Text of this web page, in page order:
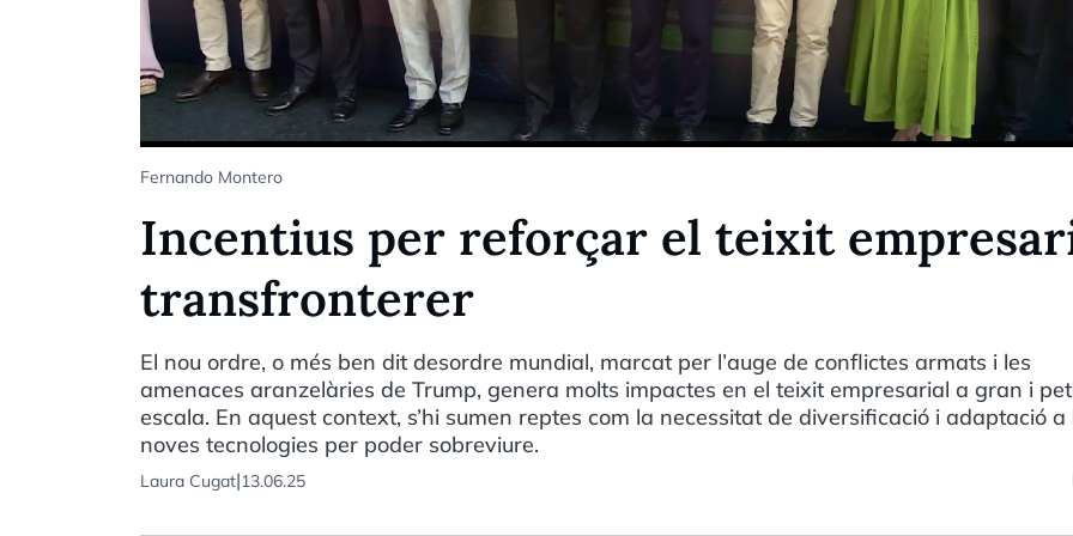
Fernando Montero
Incentius per reforçar el teixit
transfronterer
El nou ordre, o més ben dit desordre mundial, marcat per l’auge de conflictes armats i les
amenaces aranzelàries de Trump, genera molts impactes en el teixit empresarial a gran i
escala. En aquest context, s’hi sumen reptes com la necessitat de diversificació i adaptació a
noves tecnologies per poder sobreviure.
Laura Cugat|13.06.25